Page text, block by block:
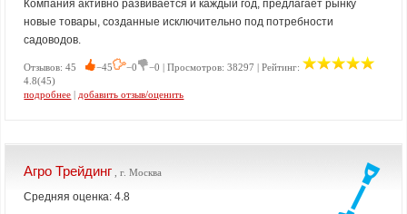
Компания активно развивается и каждый год, предлагает рынку
новые товары, созданные исключительно под потребности
садоводов.
Отзывов: 45 −45 −0
−0 | Просмотров: 38297 | Рейтинг:
4.8(45)
подробнее | добавить отзыв/оценить
Агро Трейдинг , г. Москва
Средняя оценка: 4.8